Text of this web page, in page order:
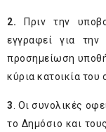
2. Πριν την
εγγραφεί για
προσημείωση
κύρια κατοικία του
3. Οι συνολικές
το Δημόσιο και